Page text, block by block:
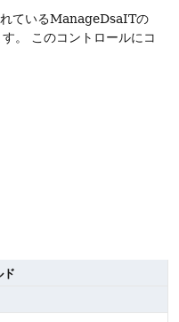
ているManageDsaITの
。
このコントロールにコ
ド